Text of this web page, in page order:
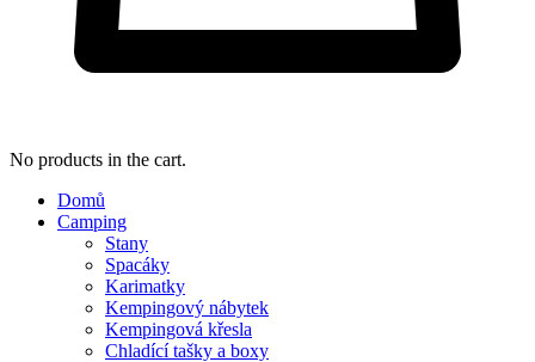
No products in the cart.
Domů
Camping
Stany
Spacáky
Karimatky
Kempingový nábytek
Kempingová křesla
Chladící tašky a boxy